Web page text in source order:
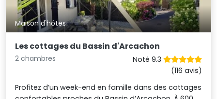
Maison d'hôtes
Les cottages du Bassin d'Arcachon
2 chambres
Noté 9.3
(116 avis)
Profitez d’un week-end en famille dans des cottages